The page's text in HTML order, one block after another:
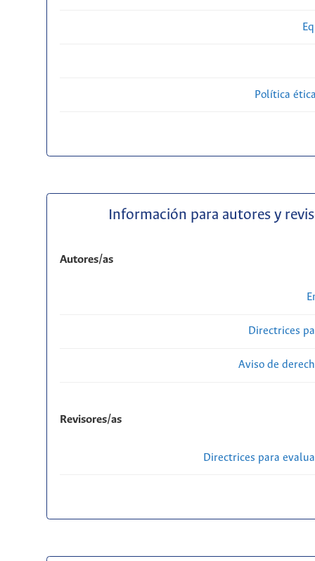
Política
Información para autores y
Autores/as
Directrices
Aviso de
Revisores/as
Directrices para